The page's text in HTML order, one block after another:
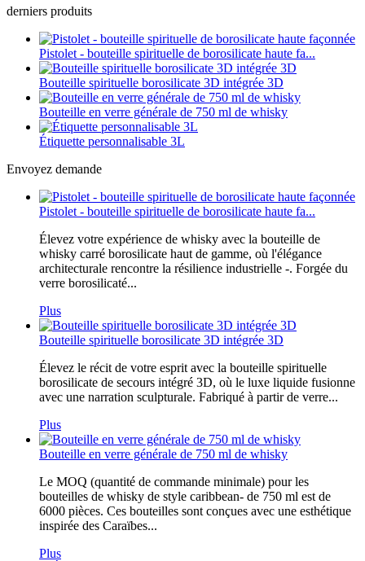
derniers produits
Pistolet - bouteille spirituelle de borosilicate haute fa...
Bouteille spirituelle borosilicate 3D intégrée 3D
Bouteille en verre générale de 750 ml de whisky
Étiquette personnalisable 3L
Envoyez demande
Pistolet - bouteille spirituelle de borosilicate haute fa...
Élevez votre expérience de whisky avec la bouteille de
whisky carré borosilicate haut de gamme, où l'élégance
architecturale rencontre la résilience industrielle -. Forgée du
verre borosilicaté...
Plus
Bouteille spirituelle borosilicate 3D intégrée 3D
Élevez le récit de votre esprit avec la bouteille spirituelle
borosilicate de secours intégré 3D, où le luxe liquide fusionne
avec une narration sculpturale. Fabriqué à partir de verre...
Plus
Bouteille en verre générale de 750 ml de whisky
Le MOQ (quantité de commande minimale) pour les
bouteilles de whisky de style caribbean- de 750 ml est de
6000 pièces. Ces bouteilles sont conçues avec une esthétique
inspirée des Caraïbes...
Plus